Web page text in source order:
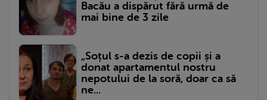
Bacău a dispărut fără urmă de
mai bine de 3 zile
„Soțul s-a dezis de copii și a
donat apartamentul nostru
nepotului de la soră, doar ca să
ne...